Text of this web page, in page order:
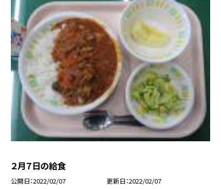
２月７日の給食
公開日 2022/02/07 更新日 2022/02/07